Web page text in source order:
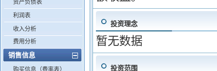
资产负债表
利润表
收入分析
费用分析
销售信息
购买信息（费率表）
投资理念
暂无数据
投资范围